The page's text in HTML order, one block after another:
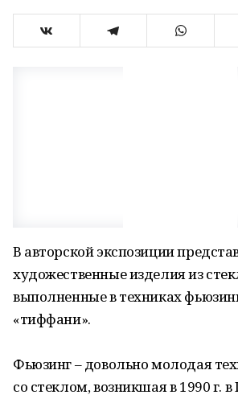
В авторской экспозиции
художественные изделия из
выполненные в техниках
«тиффани».
Фьюзинг – довольно молодая
со стеклом, возникшая в 1990 г.